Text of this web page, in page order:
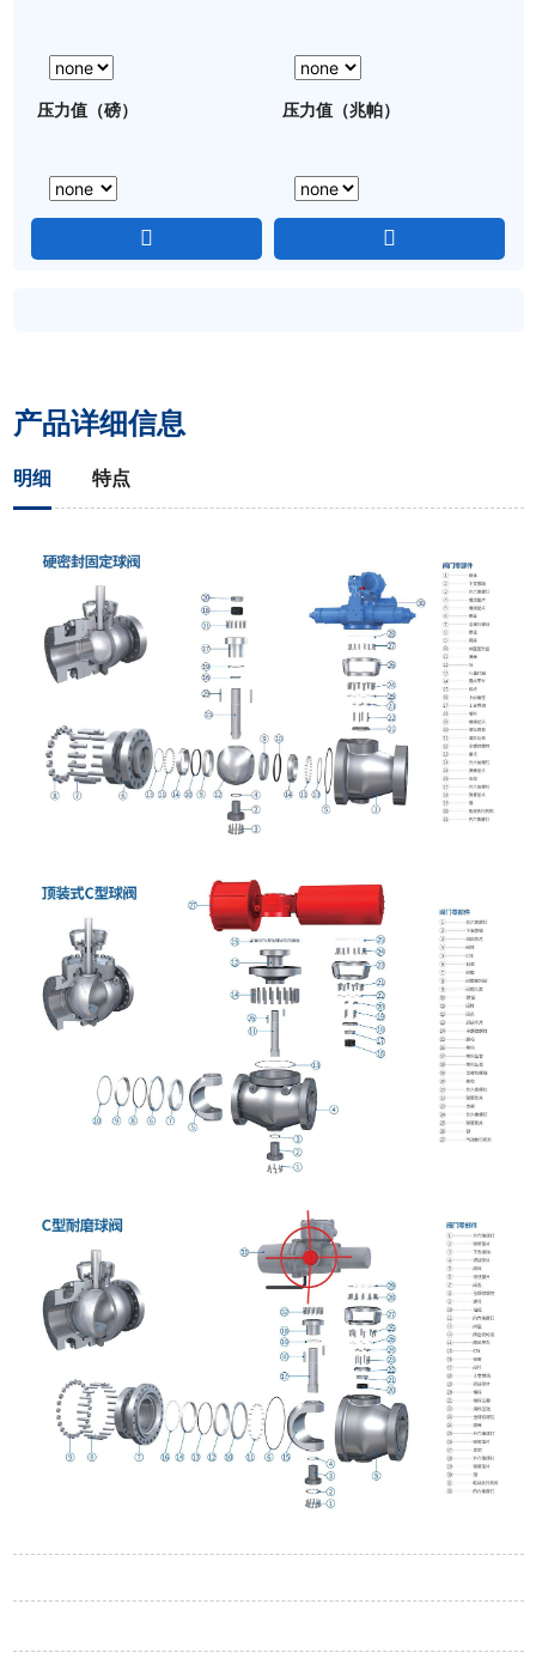
压力值（磅） 压力值（兆帕）
产品详细信息
明细 特点